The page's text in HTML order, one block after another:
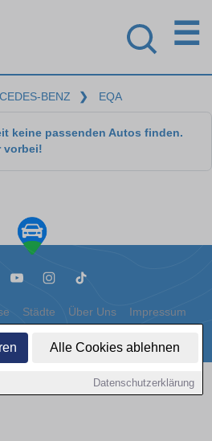
Alle Cookies ablehnen
Datenschutzerklärung
☰
BENZ ❯ EQA
keine passenden Autos finden.
vorbei!
Städte Über Uns Impressum
Cookies
GmbH | Content by: 1a-sites-autos